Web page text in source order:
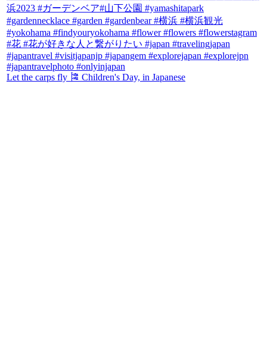
Let the carps fly 🎏 Children's Day, in Japanese